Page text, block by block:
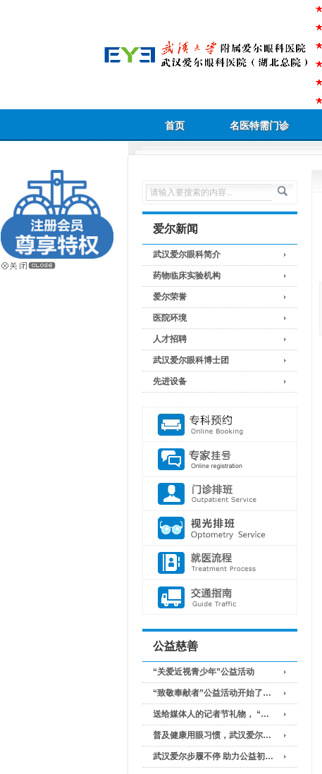
首页 名医特需门诊
爱尔新闻
武汉爱尔眼科简介
药物临床实验机构
爱尔荣誉
医院环境
人才招聘
武汉爱尔眼科博士团
先进设备
公益慈善
“关爱近视青少年”公益活动
“致敬奉献者”公益活动开始了…
送给媒体人的记者节礼物， “…
普及健康用眼习惯，武汉爱尔…
武汉爱尔步履不停 助力公益初…